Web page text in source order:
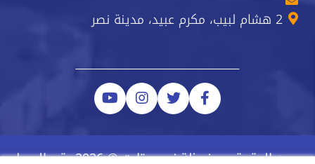
2 هشام لبيب، مكرم عبيد، مدينة نصر
جميع الحقوق محفوظة نيو ستارت © 2026 رقم السجل